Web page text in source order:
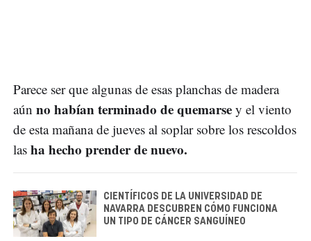
Parece ser que algunas de esas planchas de madera
aún no habían terminado de quemarse y el viento
de esta mañana de jueves al soplar sobre los rescoldos
las ha hecho prender de nuevo.
CIENTÍFICOS DE LA UNIVERSIDAD DE
NAVARRA DESCUBREN CÓMO FUNCIONA
UN TIPO DE CÁNCER SANGUÍNEO